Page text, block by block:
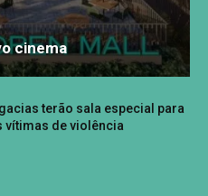
cinema
terão sala especial para
vítimas de violência